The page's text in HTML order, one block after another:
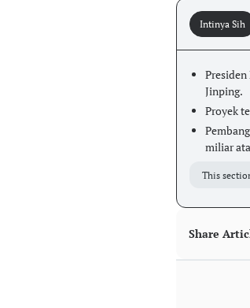
Intinya Sih
Jinping.
Proyek
miliar
This
Share